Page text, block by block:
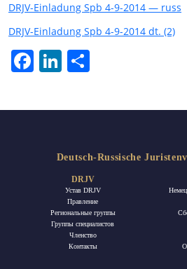
DRJV-Einladung Spb 4-9-2014 — russ
DRJV-Einladung Spb 4-9-2014 dt. (2)
FacebookLinkedIn
Deutsch-Russische
DRJV
Устав DRJV
Правление
Региональные группы
Группы специалистов
Членство
Контакты
О